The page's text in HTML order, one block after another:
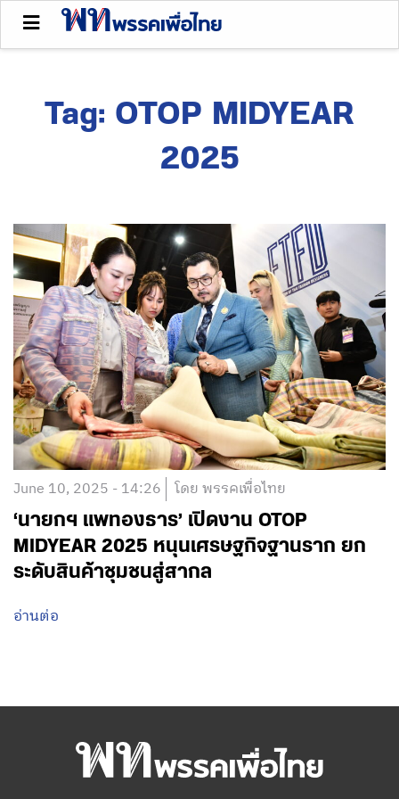
Tag: OTOP MIDYEAR
2025
June 10, 2025 - 14:26 โดย พรรคเพื่อไทย
‘นายกฯ แพทองธาร’ เปิดงาน OTOP
MIDYEAR 2025 หนุนเศรษฐกิจฐานราก ยก
ระดับสินค้าชุมชนสู่สากล
อ่านต่อ